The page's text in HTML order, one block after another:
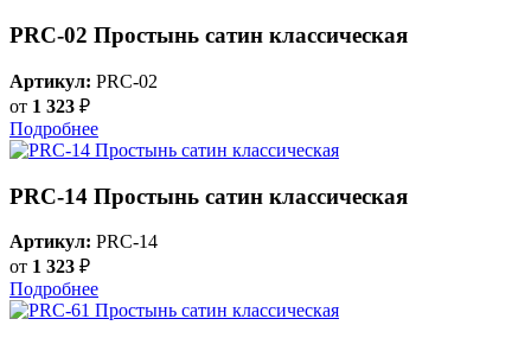
PRC-02 Простынь сатин классическая
Артикул: PRC-02
от 1 323 ₽
Подробнее
PRC-14 Простынь сатин классическая
Артикул: PRC-14
от 1 323 ₽
Подробнее